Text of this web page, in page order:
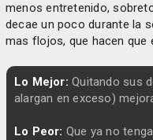
menos entretenido,
decae un poco durante la
mas flojos, que hacen que
Lo Mejor: Quitando sus
alargan en exceso)
Lo Peor: Que ya no